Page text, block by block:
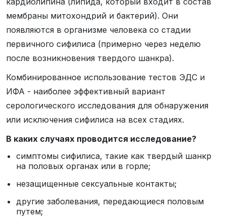
мембраны митохондрий и бактерий). Они
появляются в организме человека со стадии
первичного сифилиса (примерно через неделю
после возникновения твердого шанкра).
Комбинированное использование тестов ЭДС и
ИФА - наиболее эффективный вариант
серологического исследования для обнаружения
или исключения сифилиса на всех стадиях.
В каких случаях проводится исследование?
симптомы сифилиса, такие как твердый шанкр
на половых органах или в горле;
незащищенные сексуальные контакты;
другие заболевания, передающиеся половым
путем;